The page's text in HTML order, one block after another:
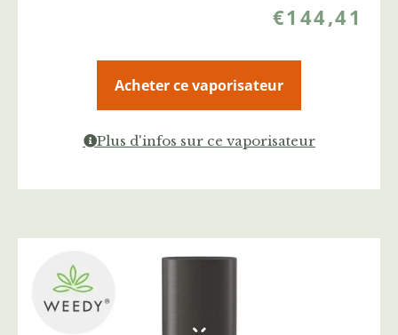
€144,41
Acheter ce vaporisateur
Plus d'infos sur ce vaporisateur